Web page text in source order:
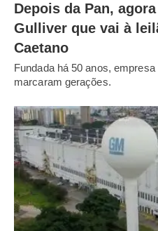
Depois da Pan,
Gulliver que vai à
Caetano
Fundada há 50 anos,
marcaram gerações.